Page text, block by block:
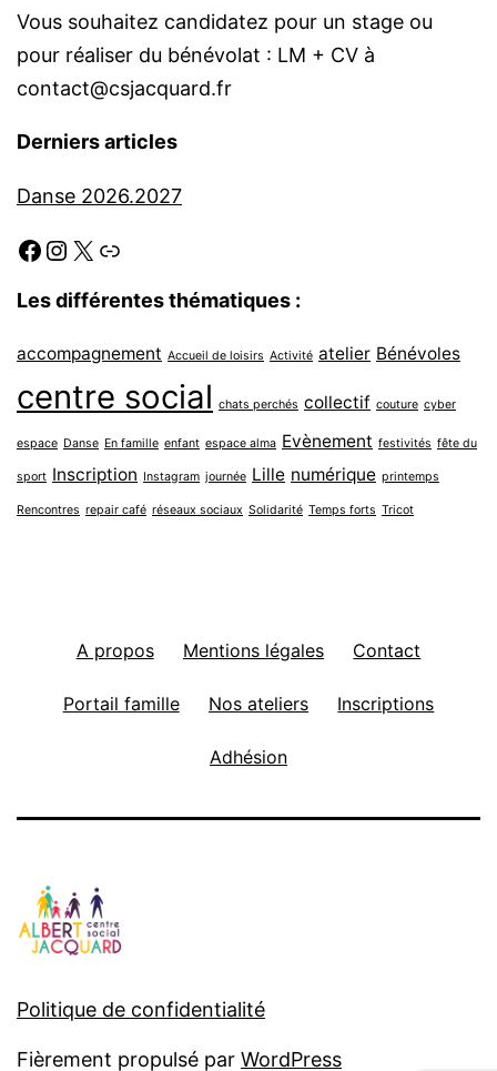
Vous souhaitez candidatez pour un stage ou
pour réaliser du bénévolat : LM + CV à
contact@csjacquard.fr
Derniers articles
Danse 2026.2027
Facebook
Instagram
X Link
Les différentes thématiques :
accompagnement Accueil de loisirs Activité atelier Bénévoles
centre social chats perchés collectif couture cyber
espace Danse En famille enfant espace alma Evènement festivités fête du
sport Inscription Instagram journée Lille numérique printemps
Rencontres repair café réseaux sociaux Solidarité Temps forts Tricot
A propos Mentions légales Contact
Portail famille Nos ateliers Inscriptions
Adhésion
Politique de confidentialité
Fièrement propulsé par WordPress